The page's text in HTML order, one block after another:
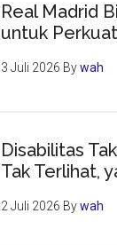
Real Madrid
untuk
3 Juli 2026 Bywah
Disabilitas
Tak Terlihat,
2 Juli 2026 Bywah